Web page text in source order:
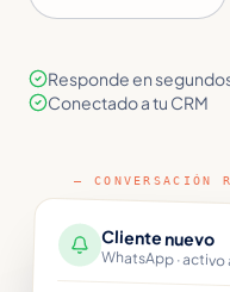
Responde en
Conectado a tu CRM
—
Cliente nuevo
WhatsApp · activo